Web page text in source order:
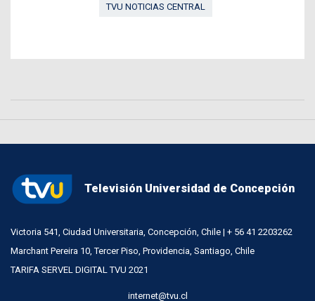
TVU NOTICIAS CENTRAL
Televisión Universidad de Concepción
Victoria 541, Ciudad Universitaria, Concepción, Chile | + 56 41 2203262
Marchant Pereira 10, Tercer Piso, Providencia, Santiago, Chile
TARIFA SERVEL DIGITAL TVU 2021
internet@tvu.cl